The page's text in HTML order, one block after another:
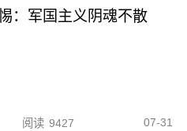
：军国主义阴魂不散
阅读 9427 07-31